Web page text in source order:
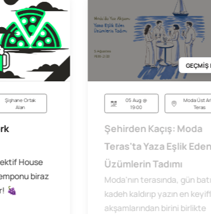
Şişhane Ortak
Alan
House
biraz
🍇
GEÇMİŞ
05 Aug @
19:00
Moda Üst
Teras
Şehirden Kaçış: Moda
Teras'ta Yaza Eşlik Eden
Üzümlerin Tadımı
Moda'nın terasında, gün
kadeh kaldırıp yazın en
akşamlarından birini birlikte